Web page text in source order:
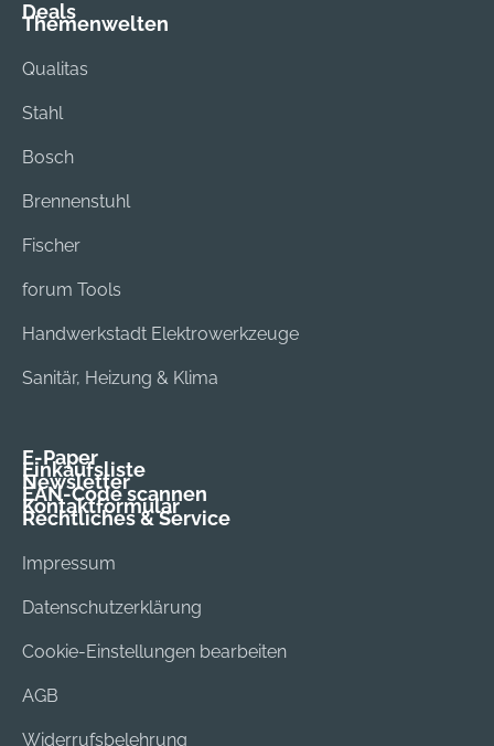
Deals
Themenwelten
Qualitas
Stahl
Bosch
Brennenstuhl
Fischer
forum Tools
Handwerkstadt Elektrowerkzeuge
Sanitär, Heizung & Klima
E-Paper
Einkaufsliste
Newsletter
EAN-Code scannen
Kontaktformular
Rechtliches & Service
Impressum
Datenschutzerklärung
Cookie-Einstellungen bearbeiten
AGB
Widerrufsbelehrung